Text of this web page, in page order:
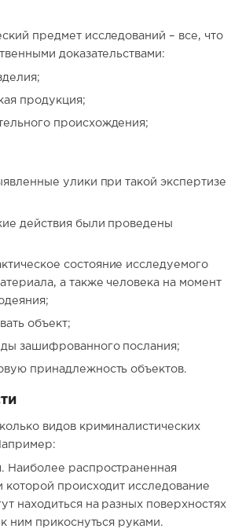
предмет исследований – все, что
доказательствами:
продукция;
происхождения;
улики при такой экспертизе
действия были проведены
состояние исследуемого
а также человека на момент
объект;
зашифрованного послания;
принадлежность объектов.
видов криминалистических
. Наиболее распространенная
которой происходит исследование
находиться на разных поверхностях
к ним прикоснуться руками.